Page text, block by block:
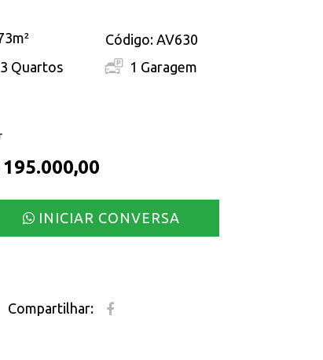
3 Quartos
Código: AV630
1 Garagem
Compartilhar:
195.000,00
INICIAR CONVERSA